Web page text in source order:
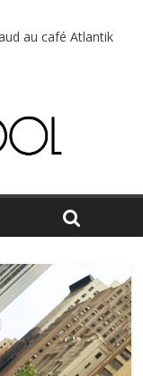
au café Atlantik
en hausse
chaleur et bonne
bière, métal et
Professeur Puth